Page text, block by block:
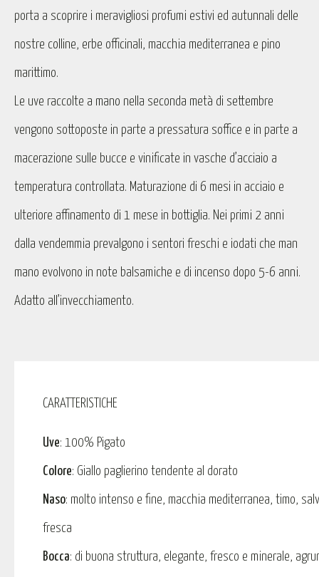
porta a scoprire i meravigliosi profumi estivi ed autunnali delle
nostre colline, erbe officinali, macchia mediterranea e pino
marittimo.
Le uve raccolte a mano nella seconda metà di settembre
vengono sottoposte in parte a pressatura soffice e in parte a
macerazione sulle bucce e vinificate in vasche d’acciaio a
temperatura controllata. Maturazione di 6 mesi in acciaio e
ulteriore affinamento di 1 mese in bottiglia. Nei primi 2 anni
dalla vendemmia prevalgono i sentori freschi e iodati che man
mano evolvono in note balsamiche e di incenso dopo 5-6 anni.
Adatto all’invecchiamento.
CARATTERISTICHE
Uve: 100% Pigato
Colore: Giallo paglierino tendente al dorato
Naso: molto intenso e fine, macchia mediterranea, timo,
fresca
Bocca: di buona struttura, elegante, fresco e minerale,